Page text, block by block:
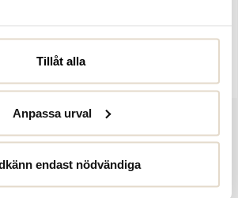
Tillåt alla
Anpassa urval
endast nödvändiga
för god komfort samt uttagbara.
struktur för bra grepp.